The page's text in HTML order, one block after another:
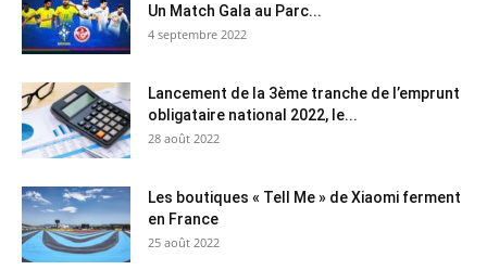
Un Match Gala au Parc...
4 septembre 2022
Lancement de la 3ème tranche de l’emprunt
obligataire national 2022, le...
28 août 2022
Les boutiques « Tell Me » de Xiaomi ferment
en France
25 août 2022